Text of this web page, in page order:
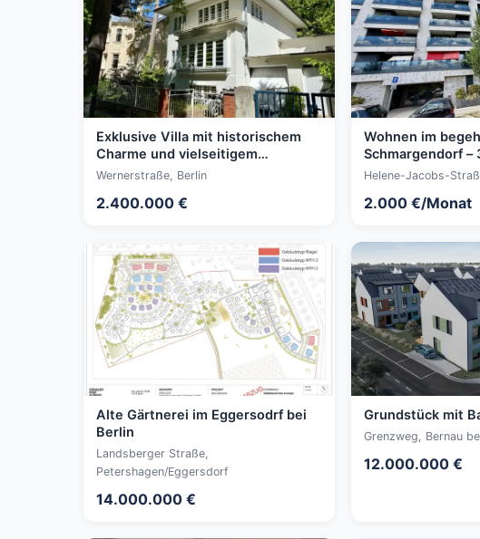
Exklusive Villa mit historischem
Charme und vielseitigem
Nutzungspotenzial
Wernerstraße, Berlin
2.400.000 €
Wohnen im
Schmargendorf –
Wohnung mit Bad
Helene-Jacobs-
2.000 €/Monat
Alte Gärtnerei im Eggersodrf bei
Berlin
Landsberger Straße,
Petershagen/Eggersdorf
14.000.000 €
Grundstück mit
Grenzweg, Bernau
12.000.000 €